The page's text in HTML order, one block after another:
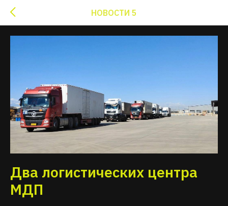
НОВОСТИ 5
Два логистических центра
МДП